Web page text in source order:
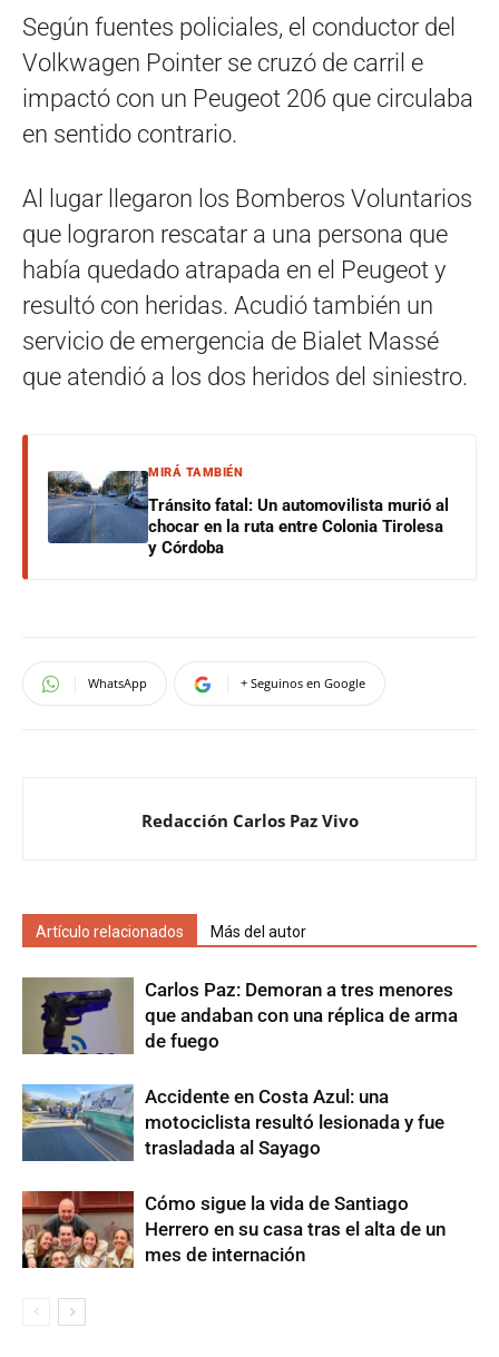
Según fuentes policiales, el conductor del
Volkwagen Pointer se cruzó de carril e
impactó con un Peugeot 206 que circulaba
en sentido contrario.
Al lugar llegaron los Bomberos Voluntarios
que lograron rescatar a una persona que
había quedado atrapada en el Peugeot y
resultó con heridas. Acudió también un
servicio de emergencia de Bialet Massé
que atendió a los dos heridos del siniestro.
MIRÁ TAMBIÉN
Tránsito fatal: Un automovilista murió al
chocar en la ruta entre Colonia Tirolesa
y Córdoba
WhatsApp + Seguinos en Google
Redacción Carlos Paz Vivo
Artículo relacionados Más del autor
Carlos Paz: Demoran a tres menores
que andaban con una réplica de arma
de fuego
Accidente en Costa Azul: una
motociclista resultó lesionada y fue
trasladada al Sayago
Cómo sigue la vida de Santiago
Herrero en su casa tras el alta de un
mes de internación